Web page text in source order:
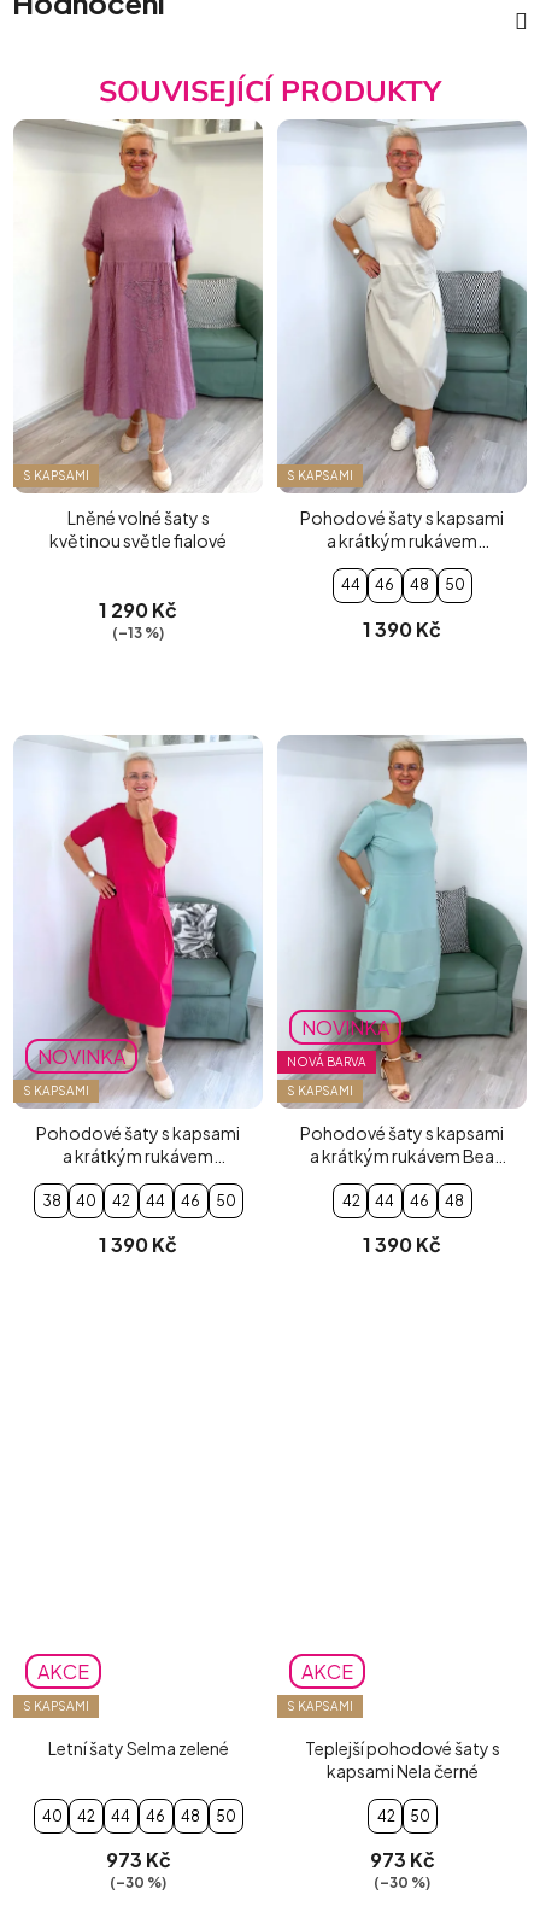
SOUVISEJÍCÍ PRODUKTY
S KAPSAMI
Lněné volné šaty s
květinou světle fialové
1 290 Kč
(–13 %)
S KAPSAMI
Pohodové šaty s kapsami
a krátkým rukávem
slonová kost
44 46 48 50
1 390 Kč
NOVINKA
S KAPSAMI
Pohodové šaty s kapsami
a krátkým rukávem
fuchsiové
38 40 42 44 46 50
1 390 Kč
NOVINKA
NOVÁ BARVA
S KAPSAMI
Pohodové šaty s kapsami
a krátkým rukávem Bea
mentolové
42 44 46 48
1 390 Kč
AKCE
S KAPSAMI
Letní šaty Selma zelené
40 42 44 46 48 50
973 Kč
(–30 %)
AKCE
S KAPSAMI
Teplejší pohodové šaty s
kapsami Nela černé
42 50
973 Kč
(–30 %)